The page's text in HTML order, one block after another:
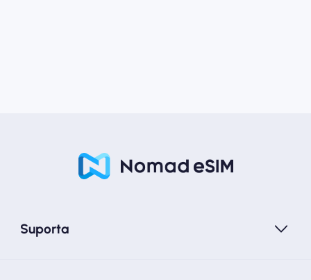
Suporta